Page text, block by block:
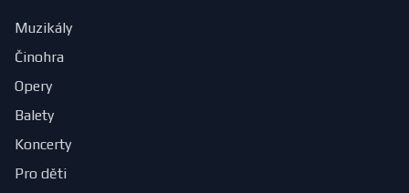
Muzikály
Činohra
Opery
Balety
Koncerty
Pro děti